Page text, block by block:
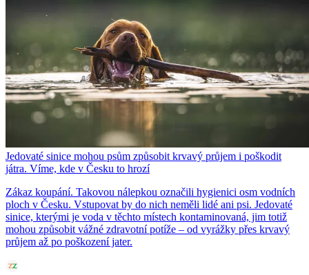
Jedovaté sinice mohou psům způsobit krvavý průjem i poškodit
játra. Víme, kde v Česku to hrozí
Zákaz koupání. Takovou nálepkou označili hygienici osm vodních
ploch v Česku. Vstupovat by do nich neměli lidé ani psi. Jedovaté
sinice, kterými je voda v těchto místech kontaminovaná, jim totiž
mohou způsobit vážné zdravotní potíže – od vyrážky přes krvavý
průjem až po poškození jater.